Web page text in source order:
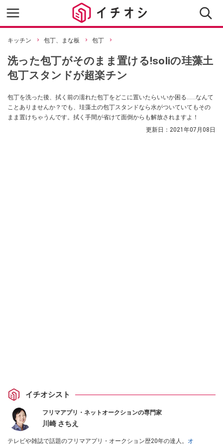
キッチン 包丁、まな板 包丁
洗った包丁がそのまま置ける!soliの珪藻土
包丁スタンドが超楽チン
包丁を洗った後、拭く前の濡れた包丁をどこに置いたらいいか困る……なんて
ことありませんか？でも、珪藻土の包丁スタンドなら水がついていてもその
まま置けちゃうんです。拭く手間が省けて面倒からも解放されますよ！
更新日： 2021年07月08日
イチオシスト
フリマアプリ・ネットオークションの専門家
川崎 さちえ
テレビや雑誌で話題のフリマアプリ・オークション歴20年の達人。 オ